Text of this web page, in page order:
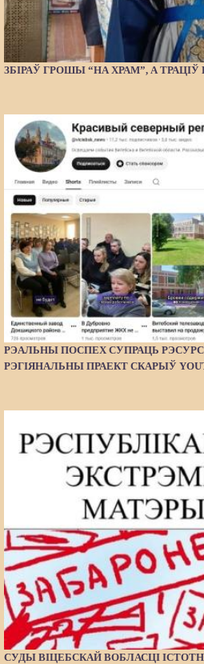
ЗБІРАЎ ГРОШЫ “НА ХРАМ”, А
РЭАЛЬНЫ ПОСПЕХ СУПРАЦЬ
РЭГІЯНАЛЬНЫ ПРАЕКТ СКАРЫЎ
СУДЫ ВІЦЕБСКАЙ ВОБЛАСЦІ